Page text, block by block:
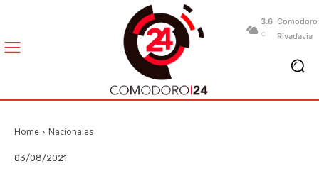
3.6
C
Comodoro
Rivadavia
Home Nacionales
03/08/2021